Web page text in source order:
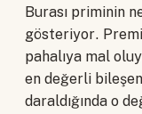
Burası priminin
gösteriyor.
pahalıya mal
en değerli
daraldığında o